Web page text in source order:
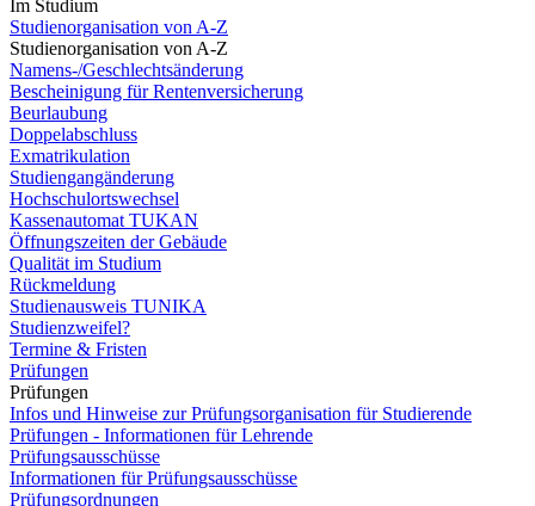
Im Studium
Studienorganisation von A-Z
Studienorganisation von A-Z
Namens-/Geschlechtsänderung
Bescheinigung für Rentenversicherung
Beurlaubung
Doppelabschluss
Exmatrikulation
Studiengangänderung
Hochschulortswechsel
Kassenautomat TUKAN
Öffnungszeiten der Gebäude
Qualität im Studium
Rückmeldung
Studienausweis TUNIKA
Studienzweifel?
Termine & Fristen
Prüfungen
Prüfungen
Infos und Hinweise zur Prüfungsorganisation für Studierende
Prüfungen - Informationen für Lehrende
Prüfungsausschüsse
Informationen für Prüfungsausschüsse
Prüfungsordnungen